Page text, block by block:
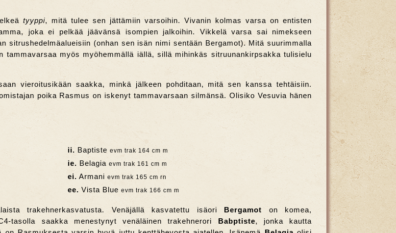
tyyppi, mitä tulee sen jättämiin varsoihin. Vivanin kolmas varsa on entisten
joka ei pelkää jäävänsä isompien jalkoihin. Vikkelä varsa sai nimekseen
sitrushedelmäalueisiin (onhan sen isän nimi sentään Bergamot). Mitä suurimmalla
tammavarsaa myös myöhemmällä iällä, sillä mihinkäs sitruunankirpsakka tulisielu
vieroitusikään saakka, minkä jälkeen pohditaan, mitä sen kanssa tehtäisiin.
poika Rasmus on iskenyt tammavarsaan silmänsä. Olisiko Vesuvia hänen
ii. Baptiste evm trak 164 cm m
ie. Belagia evm trak 161 cm m
ei. Armani evm trak 165 cm rn
ee. Vista Blue evm trak 166 cm m
trakehnerkasvatusta. Venäjällä kasvatettu isäori Bergamot on komea,
tasolla saakka menestynyt venäläinen trakehnerori
Babptiste, jonka kautta